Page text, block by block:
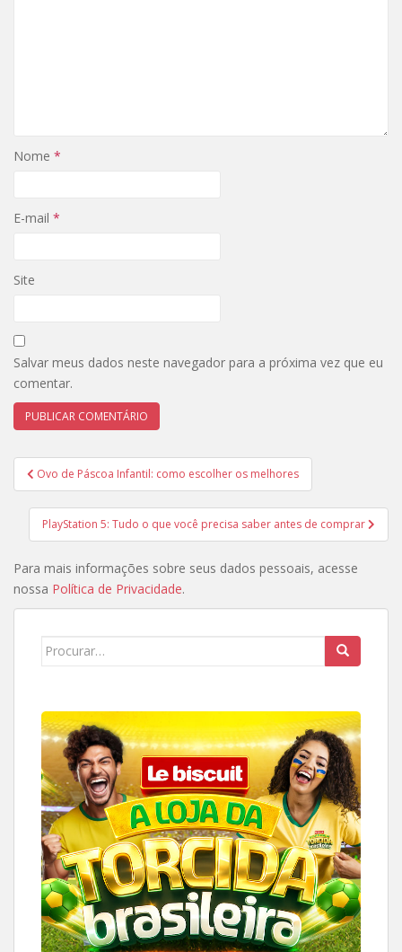
Nome *
E-mail *
Site
Salvar meus dados neste navegador para a próxima vez que eu
comentar.
Navegação
de
Post
Ovo de Páscoa Infantil: como escolher os melhores
PlayStation 5: Tudo o que você precisa saber antes de comprar
Para mais informações sobre seus dados pessoais, acesse
nossa Política de Privacidade.
Search